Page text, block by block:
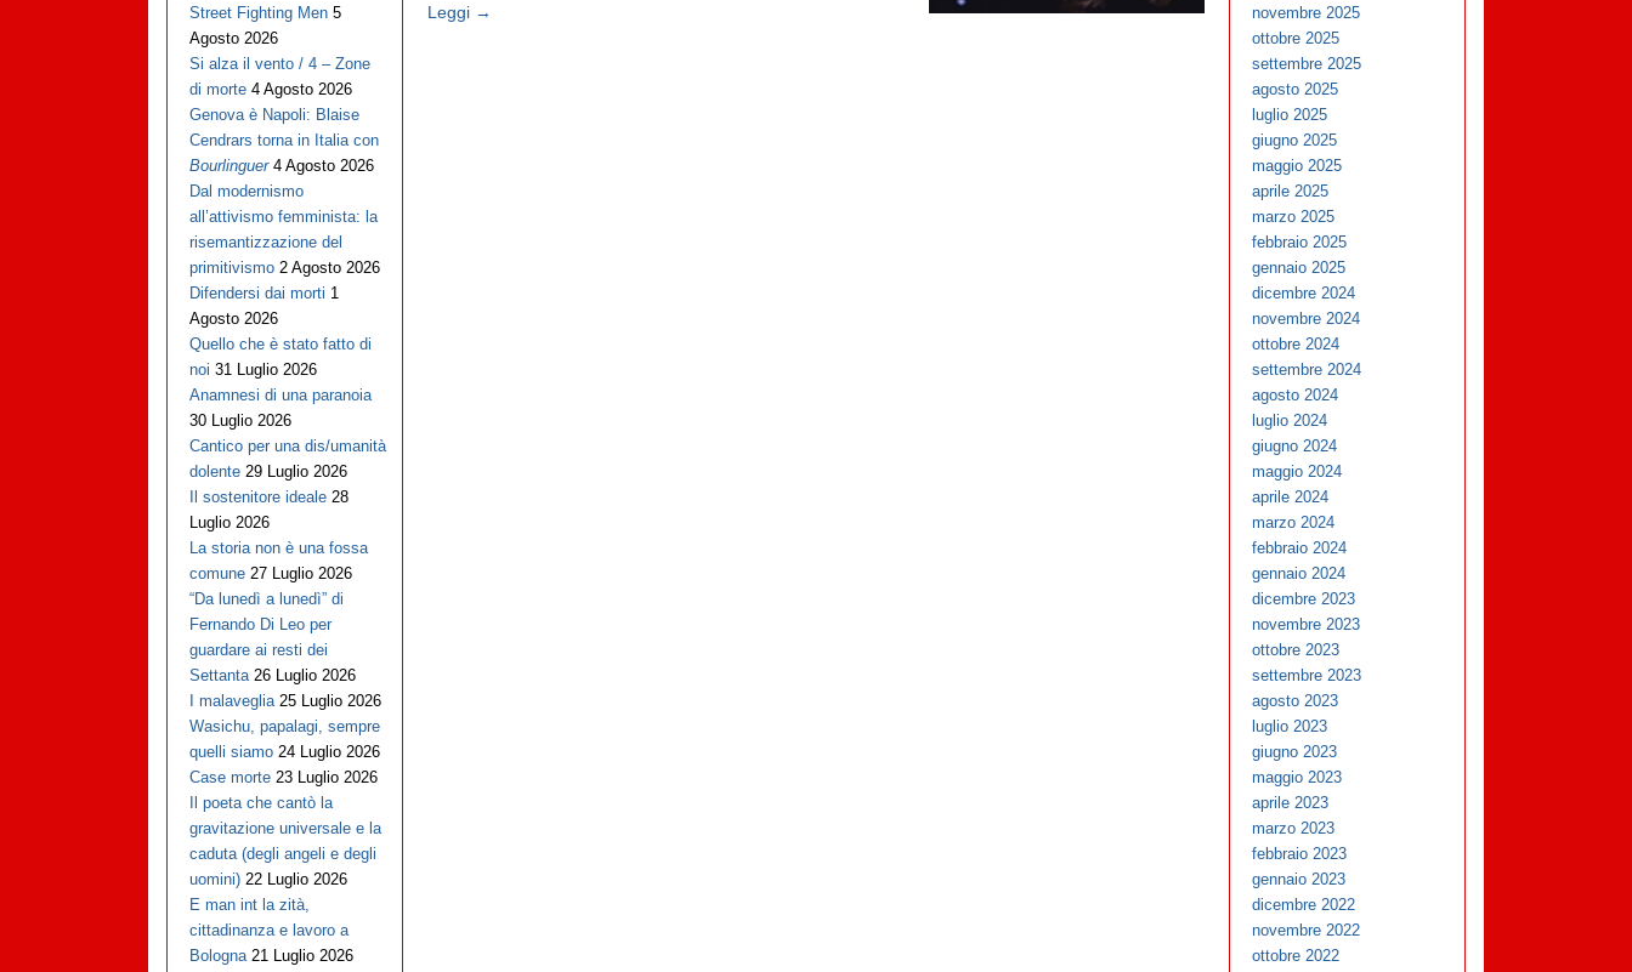
Leggi →
Street Fighting Men 5
Agosto 2026
Si alza il vento / 4 – Zone
di morte 4 Agosto 2026
Genova è Napoli: Blaise
Cendrars torna in Italia con
Bourlinguer 4 Agosto 2026
Dal modernismo
all’attivismo femminista: la
risemantizzazione del
primitivismo 2 Agosto 2026
Difendersi dai morti 1
Agosto 2026
Quello che è stato fatto di
noi 31 Luglio 2026
Anamnesi di una paranoia
30 Luglio 2026
Cantico per una dis/umanità
dolente 29 Luglio 2026
Il sostenitore ideale 28
Luglio 2026
La storia non è una fossa
comune 27 Luglio 2026
“Da lunedì a lunedì” di
Fernando Di Leo per
guardare ai resti dei
Settanta 26 Luglio 2026
I malaveglia 25 Luglio 2026
Wasichu, papalagi, sempre
quelli siamo 24 Luglio 2026
Case morte 23 Luglio 2026
Il poeta che cantò la
gravitazione universale e la
caduta (degli angeli e degli
uomini) 22 Luglio 2026
E man int la zità,
cittadinanza e lavoro a
Bologna 21 Luglio 2026
novembre 2025
ottobre 2025
settembre 2025
agosto 2025
luglio 2025
giugno 2025
maggio 2025
aprile 2025
marzo 2025
febbraio 2025
gennaio 2025
dicembre 2024
novembre 2024
ottobre 2024
settembre 2024
agosto 2024
luglio 2024
giugno 2024
maggio 2024
aprile 2024
marzo 2024
febbraio 2024
gennaio 2024
dicembre 2023
novembre 2023
ottobre 2023
settembre 2023
agosto 2023
luglio 2023
giugno 2023
maggio 2023
aprile 2023
marzo 2023
febbraio 2023
gennaio 2023
dicembre 2022
novembre 2022
ottobre 2022